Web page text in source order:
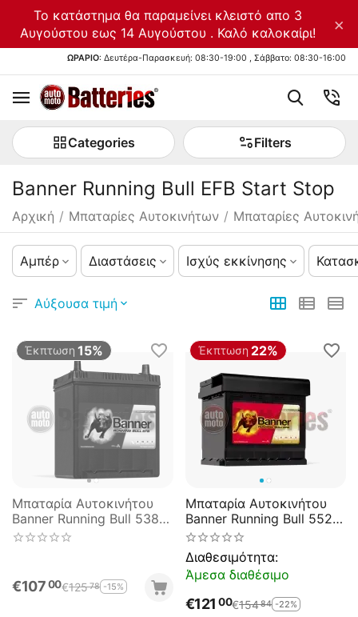
Το κατάστημα θα παραμείνει κλειστό απο 3
Αυγούστου εως 14 Αυγούστου . Καλό καλοκαίρι!
×
ΩΡΑΡΙΟ: Δευτέρα-Παρασκευή: 08:30-19:00 , Σάββατο: 08:30-16:00
Categories Filters
Banner Running Bull EFB Start Stop
Αρχική / Μπαταρίες Αυτοκινήτων / Μπαταρίες
Αμπέρ Διαστάσεις Ισχύς εκκίνησης
Αύξουσα τιμή
Έκπτωση 15%
Μπαταρία Αυτοκινήτου
Banner Running Bull 53815
Start Stop EFB 38AH
€10700€12578 -15%
Έκπτωση 22%
Μπαταρία Αυτοκινήτου
Banner Running Bull 55211
Start Stop EFB 52AH
540EN Εκκίνησης
Διαθεσιμότητα:
Άμεσα διαθέσιμο
€121 00€15484 -22%